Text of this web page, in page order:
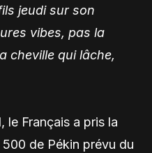
jeudi sur son
vibes, pas la
cheville qui lâche,
le Français a pris la
500 de Pékin prévu du